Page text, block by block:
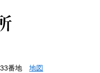
33番地 地図